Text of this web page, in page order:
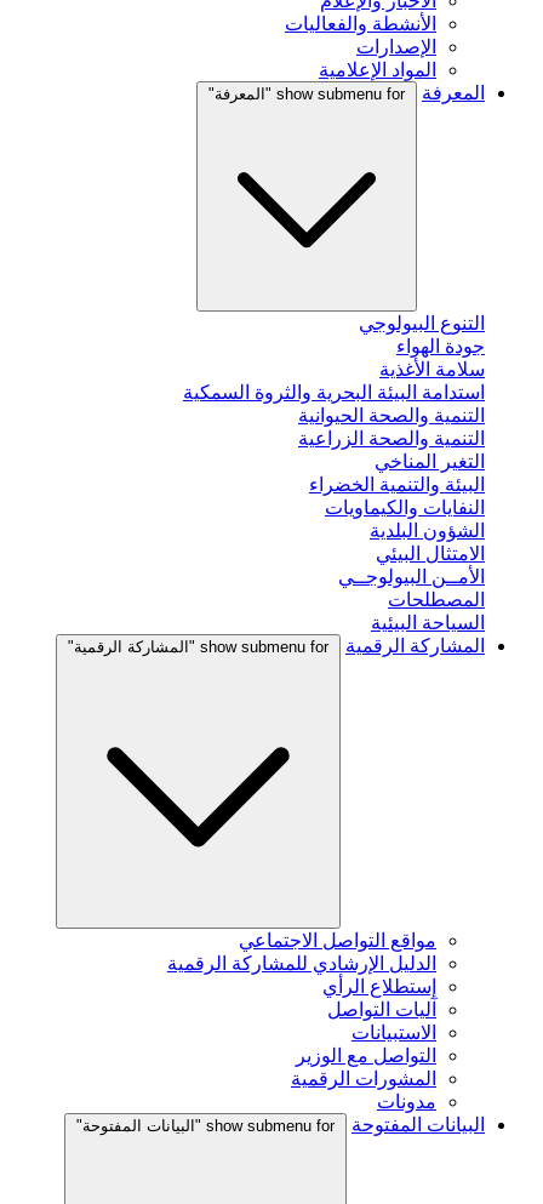
الأنشطة والفعاليات
الإصدارات
المواد الإعلامية
المعرفة
show submenu for "المعرفة"
التنوع البيولوجي
جودة الهواء
سلامة الأغذية
استدامة البيئة البحرية والثروة السمكية
التنمية والصحة الحيوانية
التنمية والصحة الزراعية
التغير المناخي
البيئة والتنمية الخضراء
النفايات والكيماويات
الشؤون البلدية
الامتثال البيئي
الأمــن البيولوجــي
المصطلحات
السياحة البيئية
المشاركة الرقمية
show submenu for "المشاركة الرقمية"
مواقع التواصل الاجتماعي
الدليل الإرشادي للمشاركة الرقمية
إستطلاع الرأي
آليات التواصل
الاستبيانات
التواصل مع الوزير
المشورات الرقمية
مدونات
البيانات المفتوحة
show submenu for "البيانات المفتوحة"